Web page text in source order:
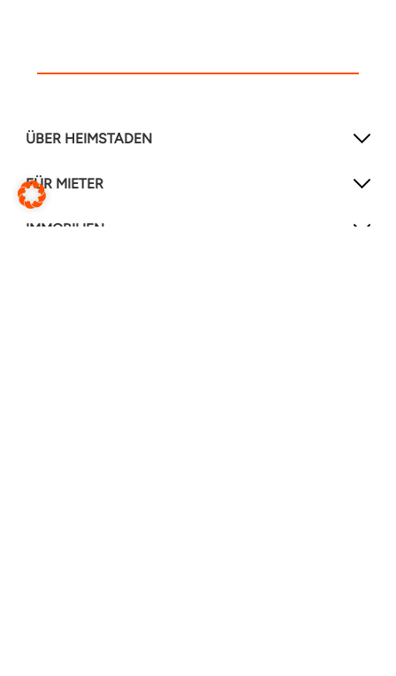
ÜBER HEIMSTADEN
FÜR MIETER
IMMOBILIEN